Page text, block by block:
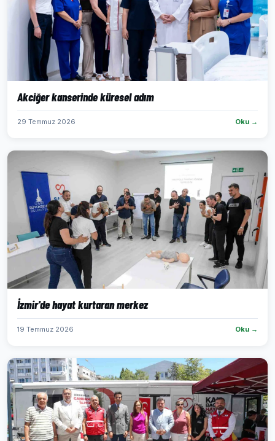
Akciğer kanserinde küresel adım
29 Temmuz 2026 Oku →
İzmir'de hayat kurtaran merkez
19 Temmuz 2026 Oku →